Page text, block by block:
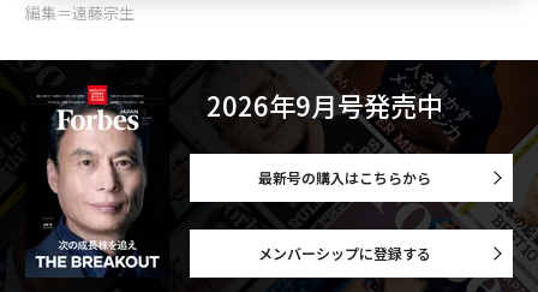
編集＝遠藤宗生
2026年9月号発売中
最新号の購入はこちらから
メンバーシップに登録する